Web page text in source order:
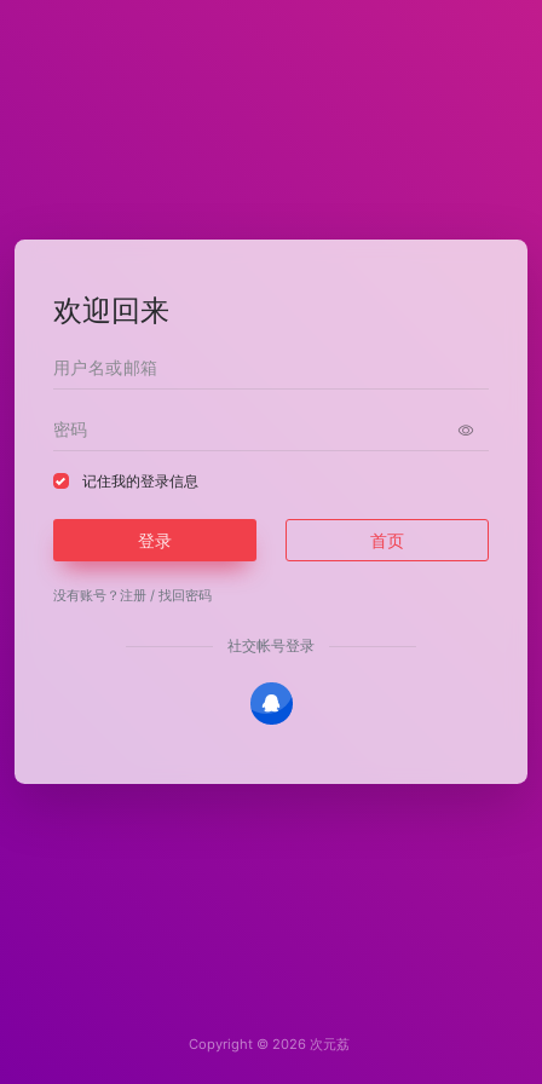
欢迎回来
记住我的登录信息
登录 首页
没有账号？ 注册 / 找回密码
社交帐号登录
Copyright © 2026 次元荔